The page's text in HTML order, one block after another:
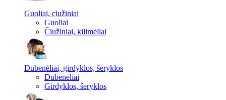
Guoliai, ciužiniai
Guoliai
Čiužiniai, kilimėliai
Dubenėliai, girdyklos, šeryklos
Dubenėliai
Girdyklos, šeryklos